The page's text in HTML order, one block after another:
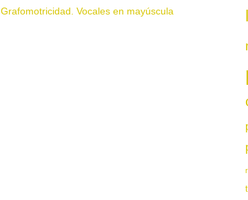
Grafomotricidad. Vocales en mayúscula